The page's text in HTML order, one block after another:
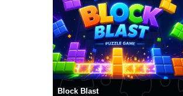
Block Blast